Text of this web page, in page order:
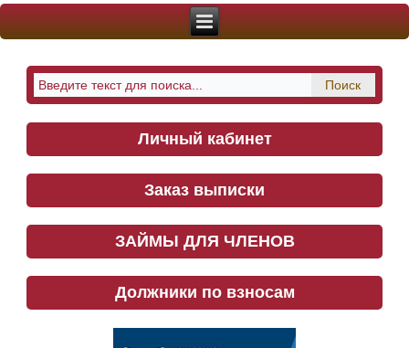
Личный кабинет
Заказ выписки
ЗАЙМЫ ДЛЯ ЧЛЕНОВ
Должники по взносам